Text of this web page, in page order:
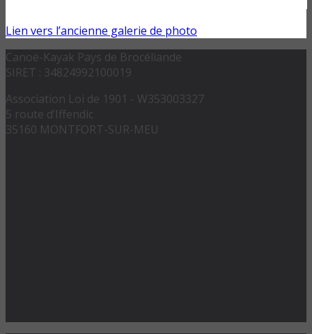
Lien vers l’ancienne galerie de photo
Canoë-Kayak Pays de Brocéliande
SIRET : 34824992100019
Association Loi de 1901 - W353003327
5 route d’Iffendic
35160 MONTFORT-SUR-MEU